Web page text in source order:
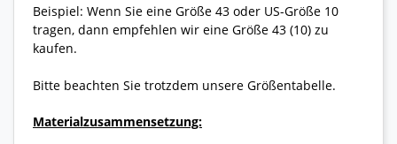
Beispiel: Wenn Sie eine Größe 43 oder US-Größe 10
tragen, dann empfehlen wir eine Größe 43 (10) zu
kaufen.
Bitte beachten Sie trotzdem unsere Größentabelle.
Materialzusammensetzung: